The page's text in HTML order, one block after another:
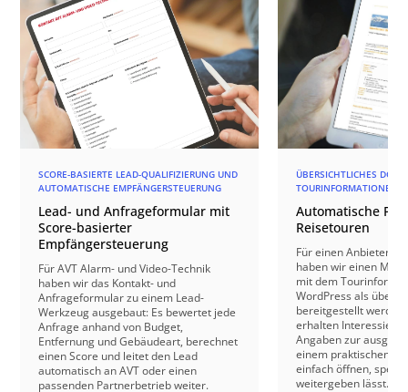
SCORE-BASIERTE LEAD-QUALIFIZIERUNG UND
AUTOMATISCHE EMPFÄNGERSTEUERUNG
Lead- und Anfrageformular mit
Score-basierter
Empfängersteuerung
Für AVT Alarm- und Video-Technik
haben wir das Kontakt- und
Anfrageformular zu einem Lead-
Werkzeug ausgebaut: Es bewertet jede
Anfrage anhand von Budget,
Entfernung und Gebäudeart, berechnet
einen Score und leitet den Lead
automatisch an AVT oder einen
passenden Partnerbetrieb weiter.
ÜBERSICHTLICHES
TOURINFORMATIONEN
Automatische
Reisetouren
Für einen Anbieter
haben wir einen
mit dem
WordPress als
bereitgestellt werden
erhalten
Angaben zur
einem praktischen
einfach öffnen,
weitergeben lässt.